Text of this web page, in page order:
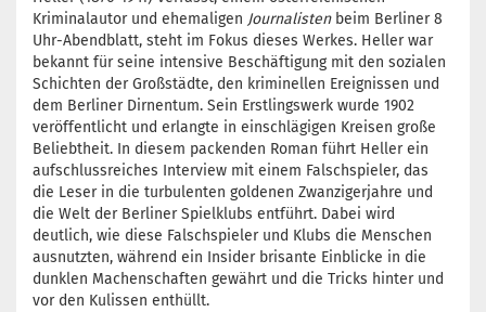
Kriminalautor und ehemaligen Journalistenbeim Berliner 8
Uhr-Abendblatt, steht im Fokus dieses Werkes. Heller war
bekannt für seine intensive Beschäftigung mit den sozialen
Schichten der Großstädte, den kriminellen Ereignissen und
dem Berliner Dirnentum. Sein Erstlingswerk wurde 1902
veröffentlicht und erlangte in einschlägigen Kreisen große
Beliebtheit. In diesem packenden Roman führt Heller ein
aufschlussreiches Interview mit einem Falschspieler, das
die Leser in die turbulenten goldenen Zwanzigerjahre und
die Welt der Berliner Spielklubs entführt. Dabei wird
deutlich, wie diese Falschspieler und Klubs die Menschen
ausnutzten, während ein Insider brisante Einblicke in die
dunklen Machenschaften gewährt und die Tricks hinter und
vor den Kulissen enthüllt.